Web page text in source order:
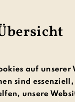
auf unserer
sind
unsere